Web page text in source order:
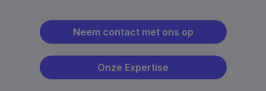
Neem contact met ons op
Onze Expertise